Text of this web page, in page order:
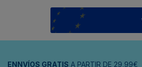
ENNVÍOS GRATIS A PARTIR DE 29,99€